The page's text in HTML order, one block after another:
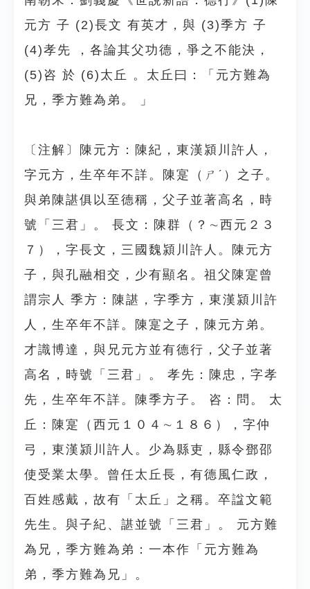
元方 子 (2)長文 有英才，與 (3)季方 子
(4)孝先 ，各論其父功德，爭之不能決，
(5)咨 於 (6)太丘 。太丘曰：「元方難為
兄，季方難為弟。 」
〔注解〕陳元方：陳紀，東漢潁川許人，
字元方，生卒年不詳。陳寔（ㄕˊ）之子。
與弟陳諶俱以至德稱，父子並著高名，時
號「三君」。 長文：陳群（？∼西元２３
７），字長文，三國魏潁川許人。陳元方
子，與孔融相交，少有顯名。祖父陳寔曾
謂宗人 季方：陳諶，字季方，東漢潁川許
人，生卒年不詳。陳寔之子，陳元方弟。
才識博達，與兄元方並有德行，父子並著
高名，時號「三君」。 孝先：陳忠，字孝
先，生卒年不詳。陳季方子。 咨：問。 太
丘：陳寔（西元１０４∼１８６），字仲
弓，東漢潁川許人。少為縣吏，縣令鄧邵
使受業太學。曾任太丘長，有德風仁政，
百姓感戴，故有「太丘」之稱。卒諡文範
先生。與子紀、諶並號「三君」。 元方難
為兄，季方難為弟：一本作「元方難為
弟，季方難為兄」。